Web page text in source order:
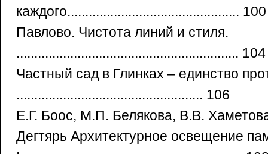
каждого................................................
Павлово. Чистота линий и стиля.
.............................................................. 104
Частный сад в Глинках – единство
.................................................... 106
Е.Г. Боос, М.П. Белякова, В.В.
Дегтярь Архитектурное освещение